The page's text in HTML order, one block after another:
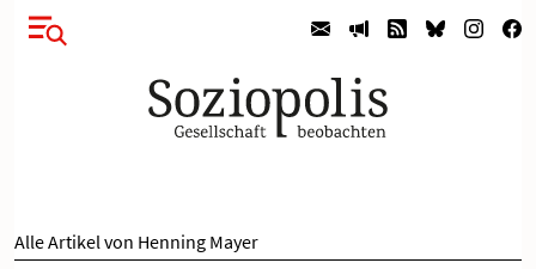
Alle Artikel von Henning Mayer